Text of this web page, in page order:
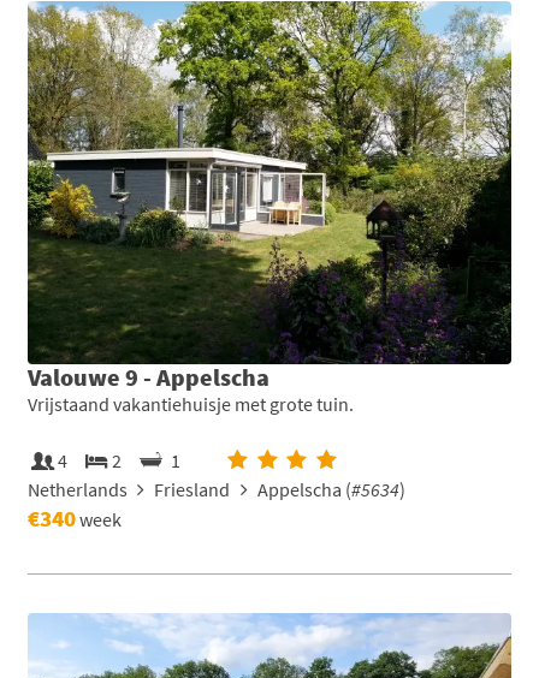
Valouwe 9 - Appelscha
Vrijstaand vakantiehuisje met grote tuin.
4 2
1
Netherlands
Friesland Appelscha (#5634)
€340week